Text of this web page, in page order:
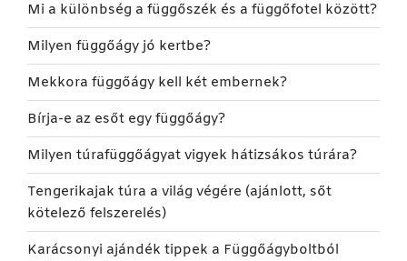
Mi a különbség a függőszék és a függőfotel között?
Milyen függőágy jó kertbe?
Mekkora függőágy kell két embernek?
Bírja-e az esőt egy függőágy?
Milyen túrafüggőágyat vigyek hátizsákos túrára?
Tengerikajak túra a világ végére (ajánlott, sőt
kötelező felszerelés)
Karácsonyi ajándék tippek a Függőágyboltból